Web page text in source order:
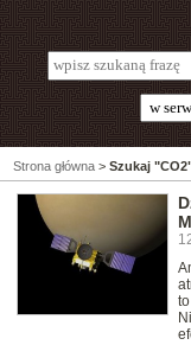
Strona główna > Szukaj